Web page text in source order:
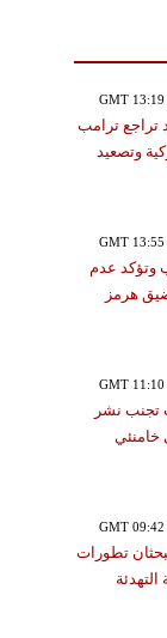
تراجع ترامب
وتصعيد
وتؤكد عدم
هرمز
تجنب نشر
خامنئي
تطورات